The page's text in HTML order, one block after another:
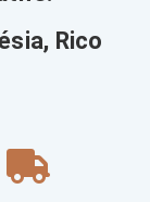
Rico